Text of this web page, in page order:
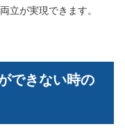
立が実現できます。
できない時の